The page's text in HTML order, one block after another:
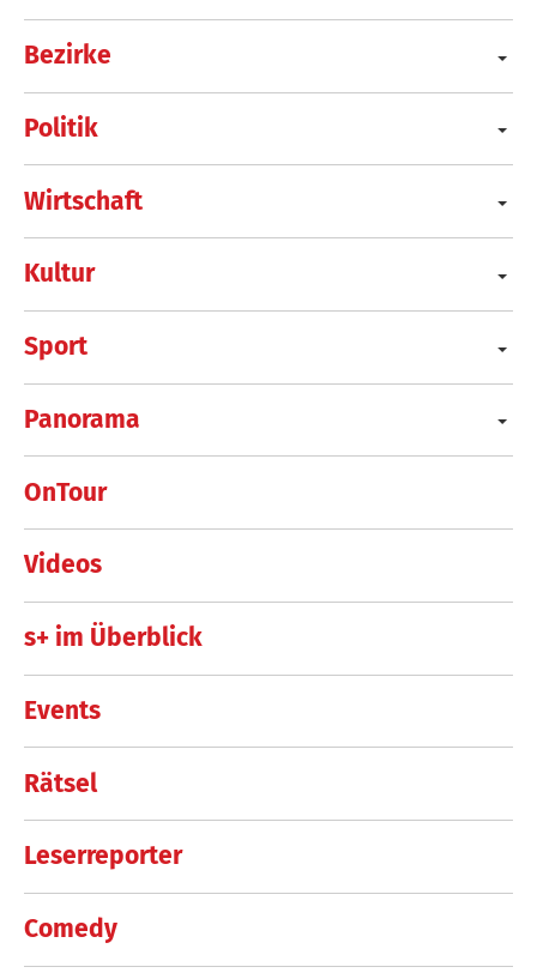
Bezirke
Politik
Wirtschaft
Kultur
Sport
Panorama
OnTour
Videos
s+ im Überblick
Events
Rätsel
Leserreporter
Comedy